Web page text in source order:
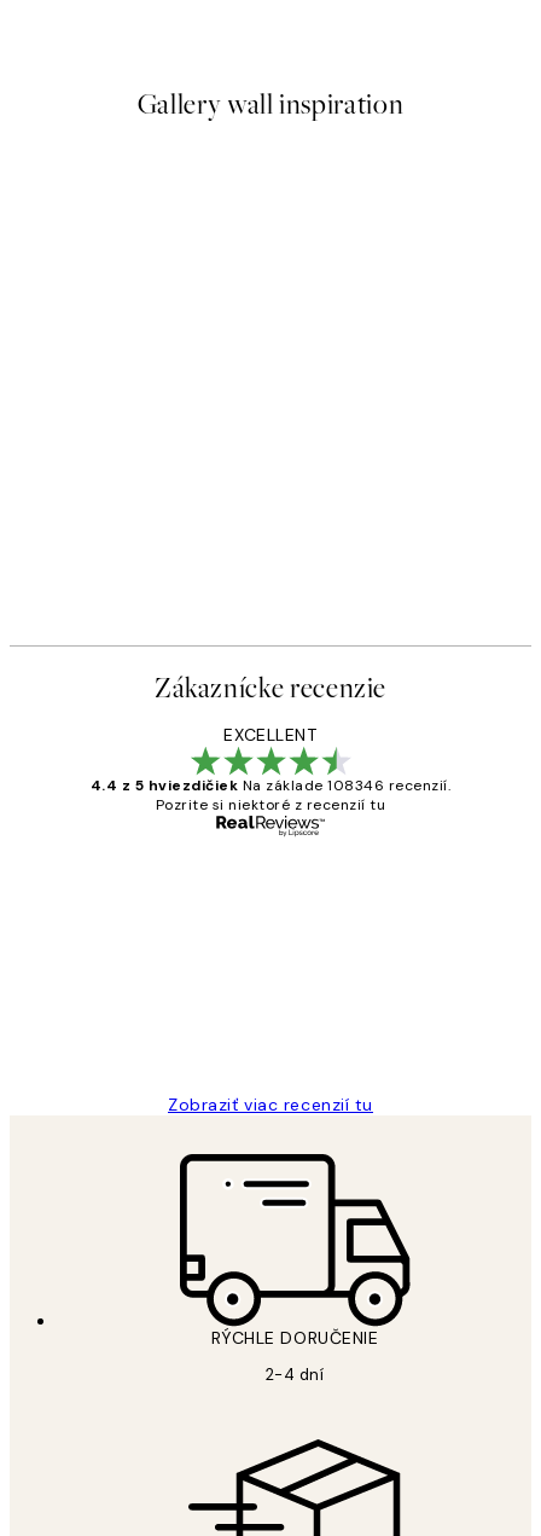
Gallery wall inspiration
Zákaznícke recenzie
EXCELLENT
4.4 z 5 hviezdičiek Na základe 108346 recenzií.
Pozrite si niektoré z recenzií tu
Zobraziť viac recenzií tu
RÝCHLE DORUČENIE
2-4 dní